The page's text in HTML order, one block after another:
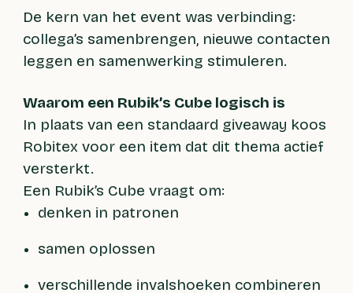
De kern van het event was verbinding:
collega’s samenbrengen, nieuwe contacten
leggen en samenwerking stimuleren.
Waarom een Rubik’s Cube logisch is
In plaats van een standaard giveaway koos
Robitex voor een item dat dit thema actief
versterkt.
Een Rubik’s Cube vraagt om:
denken in patronen
samen oplossen
verschillende invalshoeken combineren